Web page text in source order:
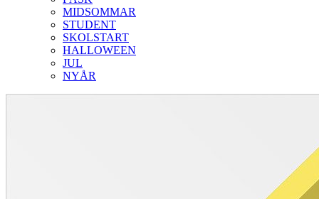
MIDSOMMAR
STUDENT
SKOLSTART
HALLOWEEN
JUL
NYÅR